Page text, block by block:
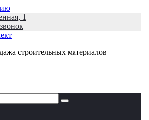
1
строительных материалов